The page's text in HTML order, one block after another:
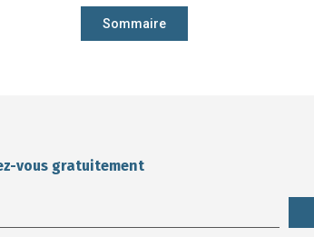
Sommaire
vous gratuitement